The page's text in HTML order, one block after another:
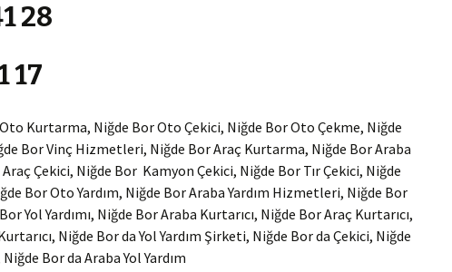
28
17
Kurtarma, Niğde Bor Oto Çekici, Niğde Bor Oto Çekme, Niğde
Bor Vinç Hizmetleri, Niğde Bor Araç Kurtarma, Niğde Bor Araba
Çekici, Niğde Bor Kamyon Çekici, Niğde Bor Tır Çekici, Niğde
Bor Oto Yardım, Niğde Bor Araba Yardım Hizmetleri, Niğde Bor
Yol Yardımı, Niğde Bor Araba Kurtarıcı, Niğde Bor Araç Kurtarıcı,
Niğde Bor da Yol Yardım Şirketi, Niğde Bor da Çekici, Niğde
Bor da Araba Yol Yardım